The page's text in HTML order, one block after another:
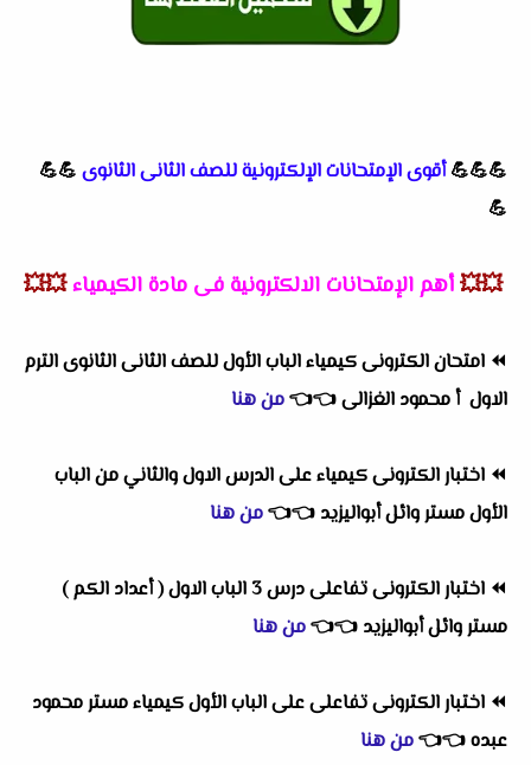
💪💪💪أقوى الإمتحانات الإلكترونية للصف الثانى الثانوى 💪💪
💪
💥💥أهم الإمتحانات الالكترونية فى مادة الكيمياء💥💥
⏪ امتحان الكترونى كيمياء الباب الأول للصف الثانى الثانوى الترم
الاول أ محمود الغزالى👈
👈من هنا
⏪ اختبار الكترونى كيمياء على الدرس الاول والثاني من الباب
الأول مستر وائل أبواليزيد 👈
👈من هنا
⏪
اختبار الكترونى تفاعلى درس 3 الباب الاول ( أعداد الكم )
مستر وائل أبواليزيد 👈
👈من هنا
⏪ اختبار الكترونى تفاعلى على الباب الأول كيمياء مستر محمود
عبده👈
👈من هنا